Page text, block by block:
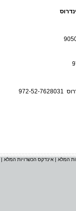
972-52-7628031
המלא | אינדקס הכשרויות המלא |